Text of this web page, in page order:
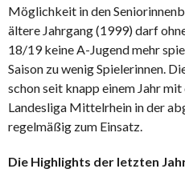
Möglichkeit in den
ältere Jahrgang (1999) darf
18/19 keine A-Jugend mehr
Saison zu wenig Spielerinnen.
schon seit knapp einem Jahr
Landesliga Mittelrhein in der
regelmäßig zum Einsatz.
Die Highlights der letzten